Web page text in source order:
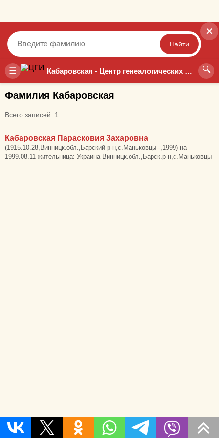
☰ Кабаровская - Центр генеалогических исследований 🔍
✕
Найти
Точный Неточный
Фамилия Кабаровская
Всего записей: 1
Кабаровская Парасковия Захаровна
(1915.10.28,Винницк.обл.,Барский р-н,с.Маньковцы--,1999) на
1999.08.11 жительница: Украина Винницк.обл.,Барск.р-н,с.Маньковцы